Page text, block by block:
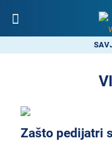
Zašto pedijatri